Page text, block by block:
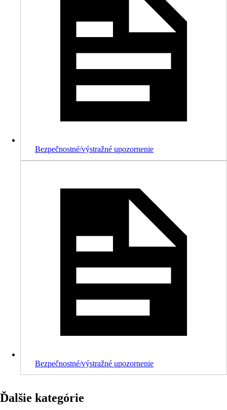
Bezpečnostné/výstražné upozornenie
Bezpečnostné/výstražné upozornenie
Ďalšie kategórie